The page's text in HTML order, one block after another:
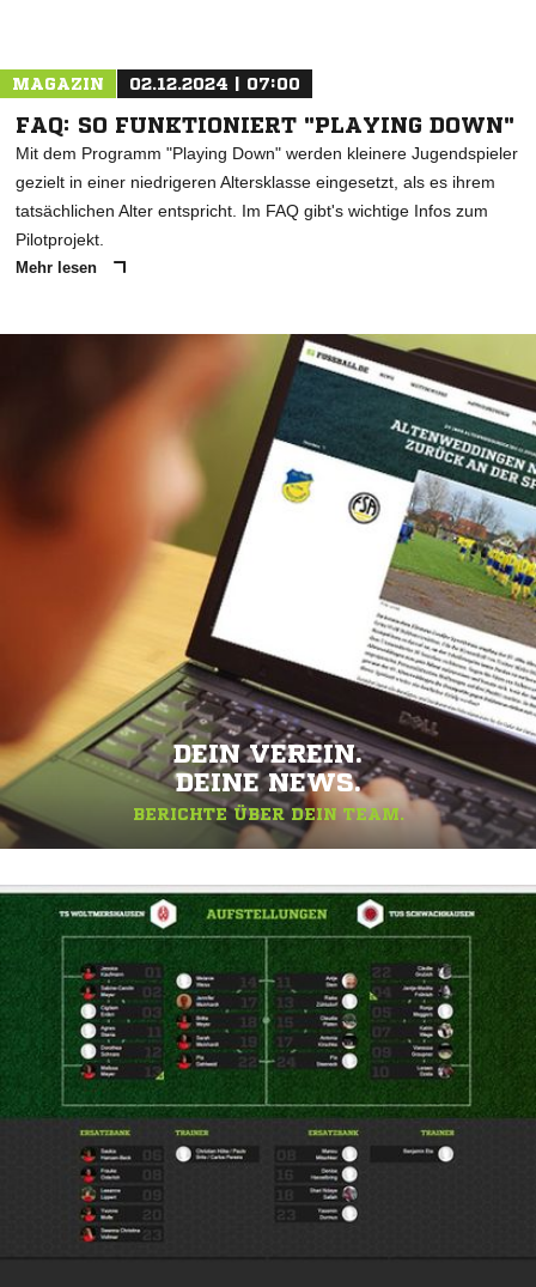
MAGAZIN 02.12.2024 | 07:00
FAQ: SO FUNKTIONIERT "PLAYING DOWN"
Mit dem Programm "Playing Down" werden kleinere Jugendspieler
gezielt in einer niedrigeren Altersklasse eingesetzt, als es ihrem
tatsächlichen Alter entspricht. Im FAQ gibt's wichtige Infos zum
Pilotprojekt.
Mehr lesen
DEIN VEREIN.
DEINE NEWS.
BERICHTE ÜBER DEIN TEAM.